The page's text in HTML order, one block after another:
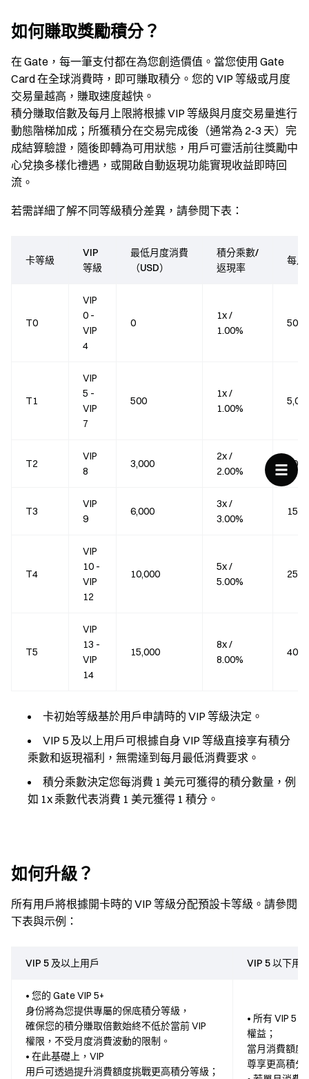
如何賺取獎勵積分？
在 Gate，每一筆支付都在為您創造價值。當您使用 Gate
Card 在全球消費時，即可賺取積分。您的 VIP 等級或月度
交易量越高，賺取速度越快。
積分賺取倍數及每月上限將根據 VIP 等級與月度交易量進行
動態階梯加成；所獲積分在交易完成後（通常為 2-3 天）完
成結算驗證，隨後即轉為可用狀態，用戶可靈活前往獎勵中
心兌換多樣化禮遇，或開啟自動返現功能實現收益即時回
流。
若需詳細了解不同等級積分差異，請參閱下表：
卡等級
VIP
等級
最低月度消費
（USD）
積分乘數/
返現率
每月
T0
VIP
0 -
VIP
4
0
1x /
1.00%
500
T1
VIP
5 -
VIP
7
500
1x /
1.00%
T2
VIP
8
3,000
2x /
2.00%
T3
VIP
9
6,000
3x /
3.00%
T4
VIP
10 -
VIP
12
10,000
5x /
5.00%
T5
VIP
13 -
VIP
14
15,000
8x /
8.00%
卡初始等級基於用戶申請時的 VIP 等級決定。
VIP 5 及以上用戶可根據自身 VIP 等級直接享有積分
乘數和返現福利，無需達到每月最低消費要求。
積分乘數決定您每消費 1 美元可獲得的積分數量，例
如 1x 乘數代表消費 1 美元獲得 1 積分。
如何升級？
所有用戶將根據開卡時的 VIP 等級分配預設卡等級 。請參閱
下表與示例：
VIP 5 及以上用戶 VIP 5 以下用
• 您的 Gate VIP 5+
身份將為您提供專屬的保底積分等級，
確保您的積分賺取倍數始終不低於當前 VIP
權限，不受月度消費波動的限制。
• 在此基礎上，VIP
用戶可透過提升消費額度挑戰更高積分等級；
• 所有 VIP 5
權益；
當月消費額度
尊享更高積分